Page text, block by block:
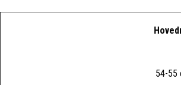
54-55